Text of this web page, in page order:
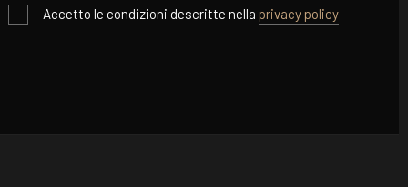
Accetto le condizioni descritte nella privacy policy